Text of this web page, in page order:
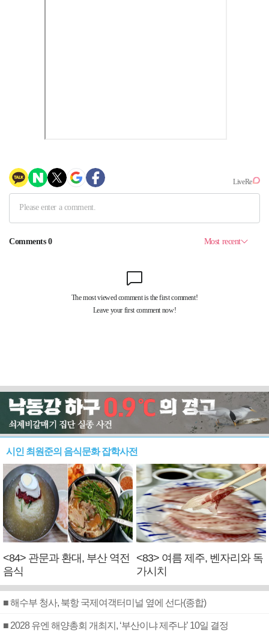
시인 최원준의 음식문화 잡학사전
<84> 관문과 환대, 부산 역전
음식
<83> 여름 제주, 벤자리와 독
가시치
■ 해수부 청사, 북항 국제여객터미널 옆에 선다(종합)
■ 2028 유엔 해양총회 개최지, ‘부산이냐 제주냐’ 10일 결정